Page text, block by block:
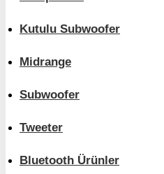
Kutulu Subwoofer
Midrange
Subwoofer
Tweeter
Bluetooth Ürünler